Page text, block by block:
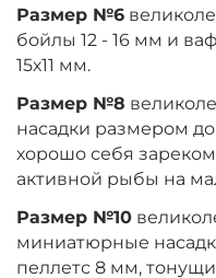
Размер №6
бойлы 12 - 16 мм и
15х11 мм.
Размер №8
насадки размером
хорошо себя
активной рыбы на
Размер №10
миниатюрные
пеллетс 8 мм,